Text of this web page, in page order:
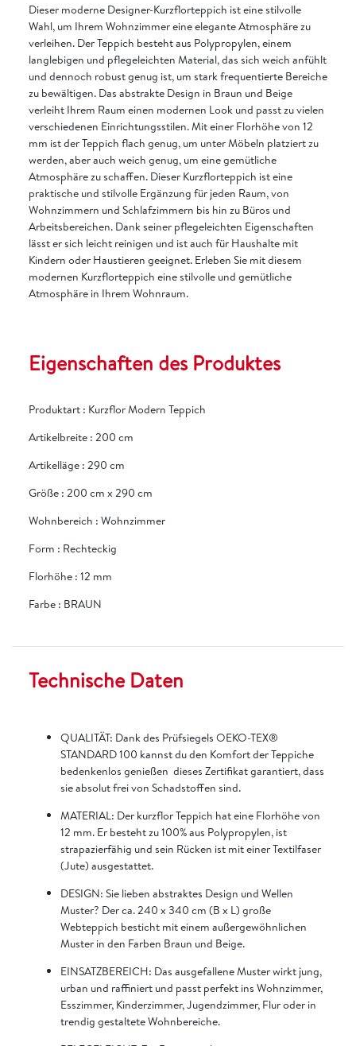
Dieser moderne Designer-Kurzflorteppich ist eine stilvolle
Wahl, um Ihrem Wohnzimmer eine elegante Atmosphäre zu
verleihen. Der Teppich besteht aus Polypropylen, einem
langlebigen und pflegeleichten Material, das sich weich anfühlt
und dennoch robust genug ist, um stark frequentierte Bereiche
zu bewältigen. Das abstrakte Design in Braun und Beige
verleiht Ihrem Raum einen modernen Look und passt zu vielen
verschiedenen Einrichtungsstilen. Mit einer Florhöhe von 12
mm ist der Teppich flach genug, um unter Möbeln platziert zu
werden, aber auch weich genug, um eine gemütliche
Atmosphäre zu schaffen. Dieser Kurzflorteppich ist eine
praktische und stilvolle Ergänzung für jeden Raum, von
Wohnzimmern und Schlafzimmern bis hin zu Büros und
Arbeitsbereichen. Dank seiner pflegeleichten Eigenschaften
lässt er sich leicht reinigen und ist auch für Haushalte mit
Kindern oder Haustieren geeignet. Erleben Sie mit diesem
modernen Kurzflorteppich eine stilvolle und gemütliche
Atmosphäre in Ihrem Wohnraum.
Eigenschaften des Produktes
Produktart : Kurzflor Modern Teppich
Artikelbreite : 200 cm
Artikelläge : 290 cm
Größe : 200 cm x 290 cm
Wohnbereich : Wohnzimmer
Form : Rechteckig
Florhöhe : 12 mm
Farbe : BRAUN
Technische Daten
QUALITÄT: Dank des Prüfsiegels OEKO-TEX®
STANDARD 100 kannst du den Komfort der Teppiche
bedenkenlos genießen  dieses Zertifikat garantiert, dass
sie absolut frei von Schadstoffen sind.
MATERIAL: Der kurzflor Teppich hat eine Florhöhe von
12 mm. Er besteht zu 100% aus Polypropylen, ist
strapazierfähig und sein Rücken ist mit einer Textilfaser
(Jute) ausgestattet.
DESIGN: Sie lieben abstraktes Design und Wellen
Muster? Der ca. 240 x 340 cm (B x L) große
Webteppich besticht mit einem außergewöhnlichen
Muster in den Farben Braun und Beige.
EINSATZBEREICH: Das ausgefallene Muster wirkt jung,
urban und raffiniert und passt perfekt ins Wohnzimmer,
Esszimmer, Kinderzimmer, Jugendzimmer, Flur oder in
trendig gestaltete Wohnbereiche.